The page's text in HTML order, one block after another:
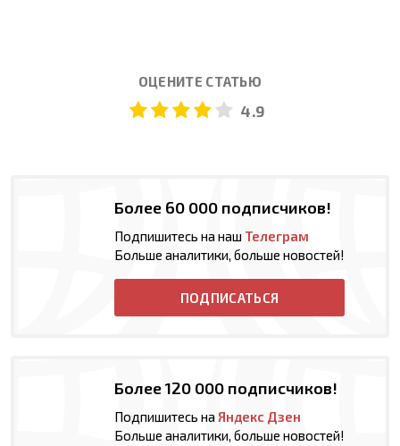
ОЦЕНИТЕ СТАТЬЮ
4.9
Более 60 000 подписчиков!
Подпишитесь на наш Телеграм
Больше аналитики, больше новостей!
ПОДПИСАТЬСЯ
Более 120 000 подписчиков!
Подпишитесь на Яндекс Дзен
Больше аналитики, больше новостей!